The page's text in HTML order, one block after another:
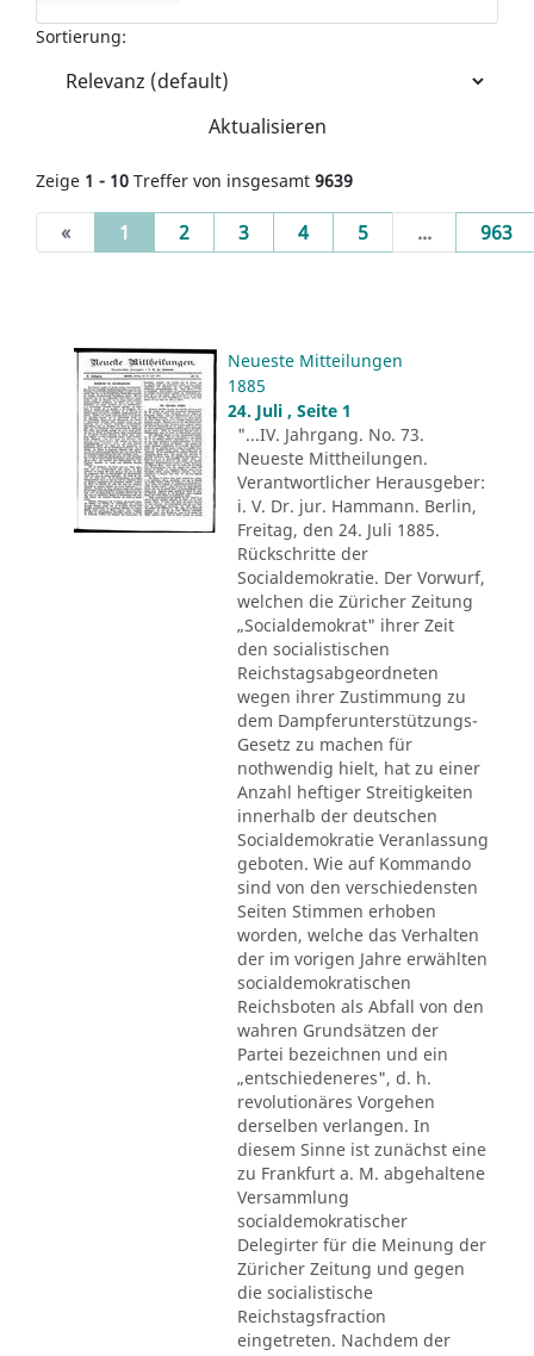
Sortierung:
Aktualisieren
Zeige 1 - 10 Treffer von insgesamt 9639
« 1 (current)
2 3 4 5 ... 963
Neueste Mitteilungen
1885
24. Juli , Seite 1
"...IV. Jahrgang. No. 73.
Neueste Mittheilungen.
Verantwortlicher Herausgeber:
i. V. Dr. jur. Hammann. Berlin,
Freitag, den 24. Juli 1885.
Rückschritte der
Socialdemokratie. Der Vorwurf,
welchen die Züricher Zeitung
„Socialdemokrat" ihrer Zeit
den socialistischen
Reichstagsabgeordneten
wegen ihrer Zustimmung zu
dem Dampferunterstützungs-
Gesetz zu machen für
nothwendig hielt, hat zu einer
Anzahl heftiger Streitigkeiten
innerhalb der deutschen
Socialdemokratie Veranlassung
geboten. Wie auf Kommando
sind von den verschiedensten
Seiten Stimmen erhoben
worden, welche das Verhalten
der im vorigen Jahre erwählten
socialdemokratischen
Reichsboten als Abfall von den
wahren Grundsätzen der
Partei bezeichnen und ein
„entschiedeneres", d. h.
revolutionäres Vorgehen
derselben verlangen. In
diesem Sinne ist zunächst eine
zu Frankfurt a. M. abgehaltene
Versammlung
socialdemokratischer
Delegirter für die Meinung der
Züricher Zeitung und gegen
die socialistische
Reichstagsfraction
eingetreten. Nachdem der